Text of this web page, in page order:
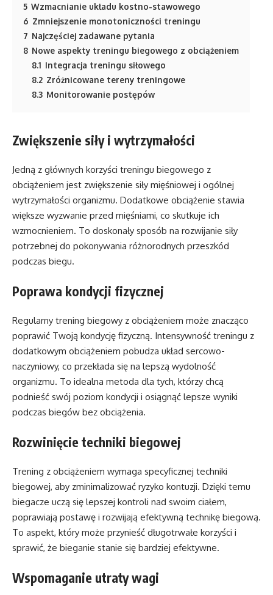
5 Wzmacnianie układu kostno-stawowego
6 Zmniejszenie monotoniczności treningu
7 Najczęściej zadawane pytania
8 Nowe aspekty treningu biegowego z obciążeniem
8.1 Integracja treningu siłowego
8.2 Zróżnicowane tereny treningowe
8.3 Monitorowanie postępów
Zwiększenie siły i wytrzymałości
Jedną z głównych korzyści treningu biegowego z
obciążeniem jest zwiększenie siły mięśniowej i ogólnej
wytrzymałości organizmu. Dodatkowe obciążenie stawia
większe wyzwanie przed mięśniami, co skutkuje ich
wzmocnieniem. To doskonały sposób na rozwijanie siły
potrzebnej do pokonywania różnorodnych przeszkód
podczas biegu.
Poprawa kondycji fizycznej
Regularny trening biegowy z obciążeniem może znacząco
poprawić Twoją kondycję fizyczną. Intensywność treningu z
dodatkowym obciążeniem pobudza układ sercowo-
naczyniowy, co przekłada się na lepszą wydolność
organizmu. To idealna metoda dla tych, którzy chcą
podnieść swój poziom kondycji i osiągnąć lepsze wyniki
podczas biegów bez obciążenia.
Rozwinięcie techniki biegowej
Trening z obciążeniem wymaga specyficznej techniki
biegowej, aby zminimalizować ryzyko kontuzji. Dzięki temu
biegacze uczą się lepszej kontroli nad swoim ciałem,
poprawiają postawę i rozwijają efektywną technikę biegową.
To aspekt, który może przynieść długotrwałe korzyści i
sprawić, że bieganie stanie się bardziej efektywne.
Wspomaganie utraty wagi